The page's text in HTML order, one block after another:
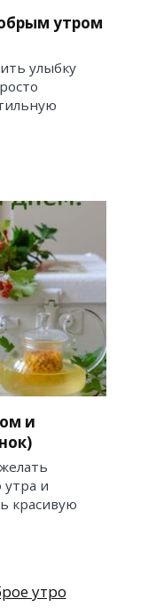
утром
улыбку
и
утра и
красивую